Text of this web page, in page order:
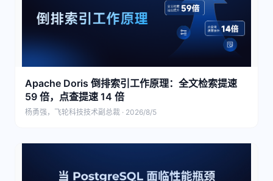
Apache Doris 倒排索引工作原理：全文检索提速
59 倍，点查提速 14 倍
杨勇强，飞轮科技技术副总裁 · 2026/8/5